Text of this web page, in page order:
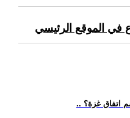
في الموقع الرئيسي
اتفاق غزة؟